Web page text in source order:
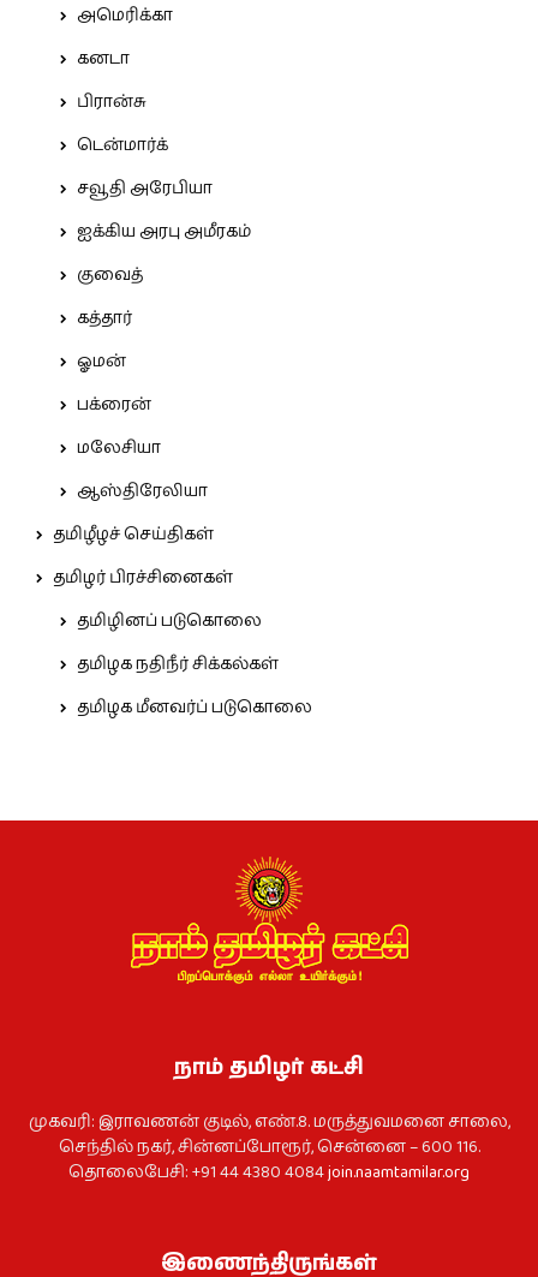
அமெரிக்கா
கனடா
பிரான்சு
டென்மார்க்
சவூதி அரேபியா
ஐக்கிய அரபு அமீரகம்
குவைத்
கத்தார்
ஓமன்
பக்ரைன்
மலேசியா
ஆஸ்திரேலியா
தமிழீழச் செய்திகள்
தமிழர் பிரச்சினைகள்
தமிழினப் படுகொலை
தமிழக நதிநீர் சிக்கல்கள்
தமிழக மீனவர்ப் படுகொலை
நாம் தமிழர் கட்சி
முகவரி: இராவணன் குடில், எண்.8. மருத்துவமனை சாலை,
செந்தில் நகர், சின்னப்போரூர், சென்னை – 600 116.
தொலைபேசி: +91 44 4380 4084join.naamtamilar.org
இணைந்திருங்கள்